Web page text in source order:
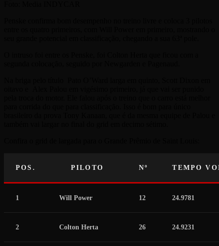
POS. PILOTO Nº TEMPO
1 Will Power 12 24.9781
2 Colton Herta 26 24.9231